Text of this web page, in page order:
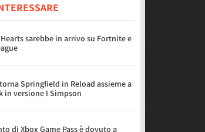
sarebbe in arrivo su Fortnite e
Springfield in Reload assieme a
in versione I Simpson
di Xbox Game Pass è dovuto a